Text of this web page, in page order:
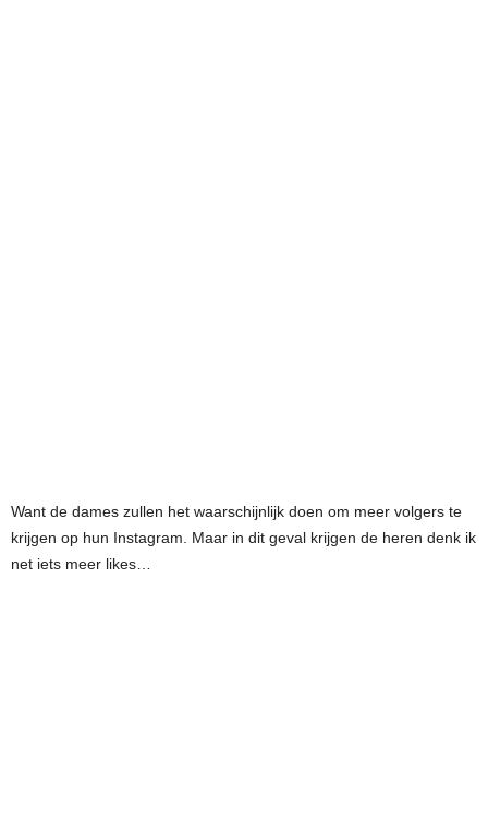
Want de dames zullen het waarschijnlijk doen om meer volgers te
krijgen op hun Instagram. Maar in dit geval krijgen de heren denk ik
net iets meer likes…